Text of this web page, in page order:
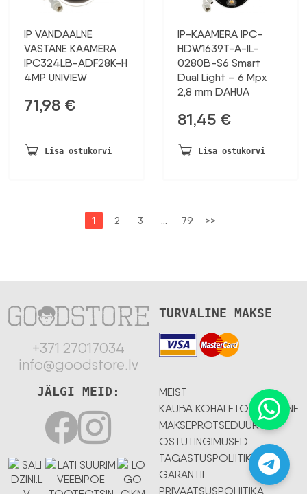
IP VANDAALNE
VASTANE KAAMERA
IPC324LB-ADF28K-H
4MP UNIVIEW
71,98 €
Lisa ostukorvi
IP-KAAMERA IPC-
HDW1639T-A-IL-
0280B-S6 Smart
Dual Light – 6 Mpx
2,8 mm DAHUA
81,45 €
Lisa ostukorvi
1 2 3 … 79 >>
+371 27017034
info@goodstore.lv
TURVALINE MAKSE
MEIST
KAUBA KOHALETOIMETAMINE
MAKSEPROTSEDUUR
OSTUTINGIMUSED
TAGASTUSPOLIITIKA
GARANTII
PRIVAATSUSPOLIITIKA
JÄLGI MEID: